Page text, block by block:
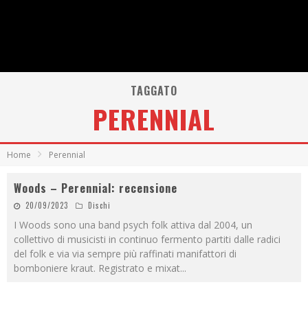
TAGGATO
PERENNIAL
Home Perennial
Woods – Perennial: recensione
20/09/2023 Dischi
I Woods sono una band psych folk attiva dal 2004, un
collettivo di musicisti in continuo fermento partiti dalle radici
del folk e via via sempre più raffinati manifattori di
bomboniere kraut. Registrato e mixat...